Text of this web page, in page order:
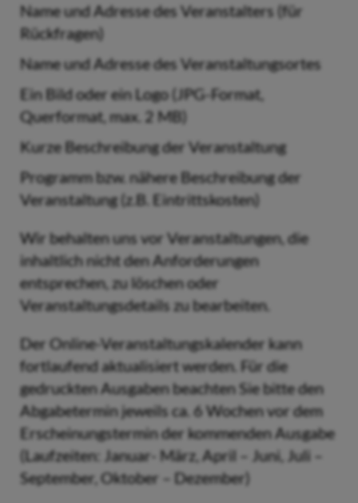
Name und Adresse des Veranstalters (für
Rückfragen)
Name und Adresse des Veranstaltungsortes
Ein Bild oder ein Logo (JPG-Format,
Querformat, max. 2 MB)
Kurze Beschreibung der Veranstaltung
Programm bzw. nähere Beschreibung der
Veranstaltung (z.B. Eintrittskosten)
Wir behalten uns vor Veranstaltungen, die
inhaltlich nicht den Anforderungen
entsprechen, zu löschen oder
Veranstaltungsdetails zu bearbeiten.
Der Online-Veranstaltungskalender kann
fortlaufend aktualisiert werden. Für die
gedruckten Ausgaben beachten Sie bitte den
Abgabetermin jeweils ca. 6 Wochen vor dem
Erscheinungstermin der kommenden Ausgabe
(Laufzeiten: Januar- März, April – Juni, Juli –
September, Oktober – Dezember)